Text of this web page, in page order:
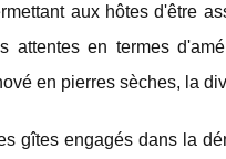
aux hôtes d'être
attentes en termes
en pierres sèches, la
gîtes engagés dans la